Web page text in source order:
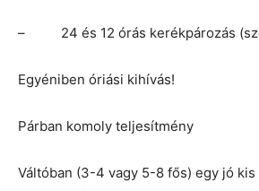
– 24 és 12 órás kerékpározás
Egyéniben óriási kihívás!
Párban komoly teljesítmény
Váltóban (3-4 vagy 5-8 fős) egy jó